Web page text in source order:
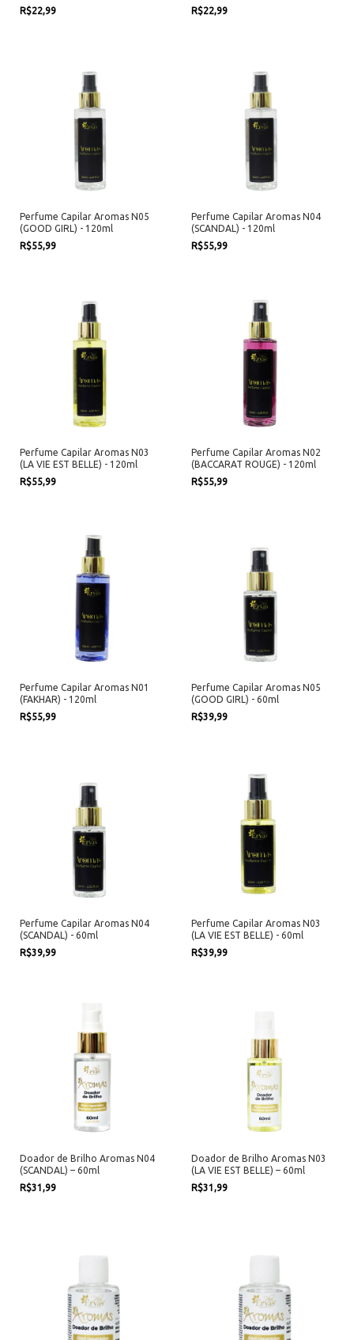
R$22,99 R$22,99
Perfume Capilar Aromas N05
(GOOD GIRL) - 120ml
R$55,99
Perfume Capilar Aromas N04
(SCANDAL) - 120ml
R$55,99
Perfume Capilar Aromas N03
(LA VIE EST BELLE) - 120ml
R$55,99
Perfume Capilar Aromas N02
(BACCARAT ROUGE) - 120ml
R$55,99
Perfume Capilar Aromas N01
(FAKHAR) - 120ml
R$55,99
Perfume Capilar Aromas N05
(GOOD GIRL) - 60ml
R$39,99
Perfume Capilar Aromas N04
(SCANDAL) - 60ml
R$39,99
Perfume Capilar Aromas N03
(LA VIE EST BELLE) - 60ml
R$39,99
Doador de Brilho Aromas N04
(SCANDAL) – 60ml
R$31,99
Doador de Brilho Aromas N03
(LA VIE EST BELLE) – 60ml
R$31,99